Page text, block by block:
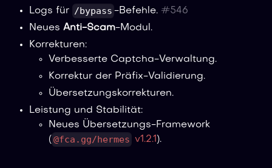
Logs für /bypass -Befehle. #546
Neues Anti-Scam-Modul.
Korrekturen:
Verbesserte Captcha-Verwaltung.
Korrektur der Präfix-Validierung.
Übersetzungskorrekturen.
Leistung und Stabilität:
Neues Übersetzungs-Framework
( @fca.gg/hermes v1.2.1).